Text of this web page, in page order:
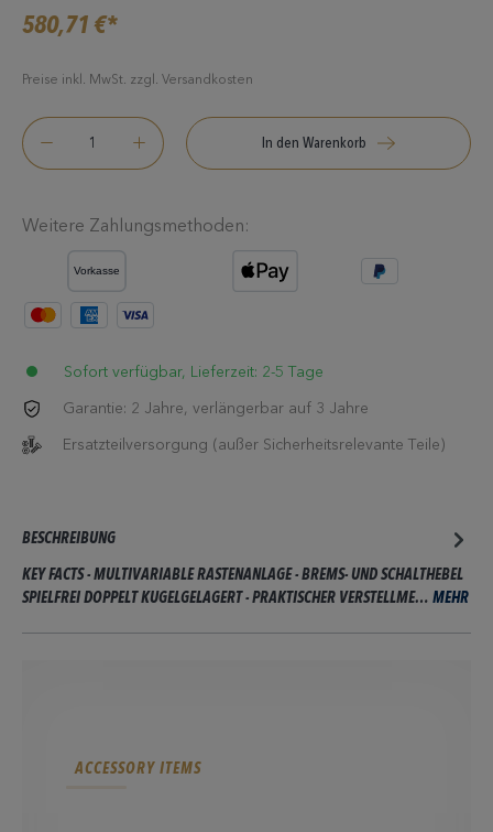
580,71 €*
Preise inkl. MwSt. zzgl. Versandkosten
In den Warenkorb
Weitere Zahlungsmethoden:
Sofort verfügbar, Lieferzeit: 2-5 Tage
Garantie: 2 Jahre, verlängerbar auf 3 Jahre
Ersatzteilversorgung (außer Sicherheitsrelevante Teile)
BESCHREIBUNG
KEY FACTS - MULTIVARIABLE RASTENANLAGE - BREMS- UND SCHALTHEBEL
SPIELFREI DOPPELT KUGELGELAGERT - PRAKTISCHER VERSTELLME… MEHR
ACCESSORY ITEMS